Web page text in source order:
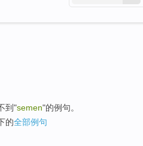
到"semen"的例句。
的全部例句